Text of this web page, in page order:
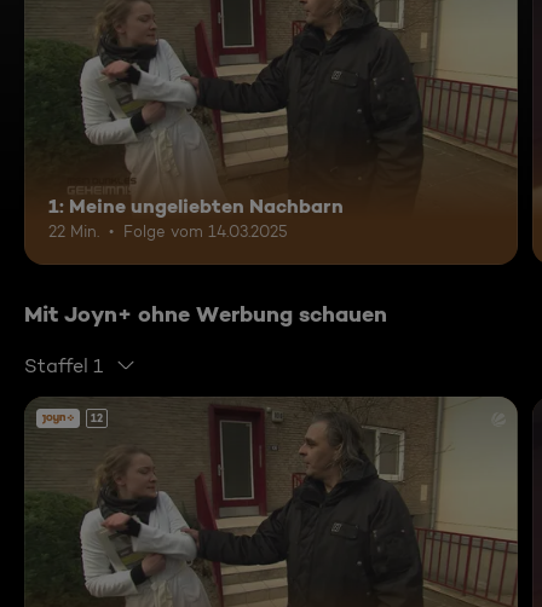
1: Meine ungeliebten Nachbarn
22 Min. Folge vom 14.03.2025
Mit Joyn+ ohne Werbung schauen
Staffel 1
12